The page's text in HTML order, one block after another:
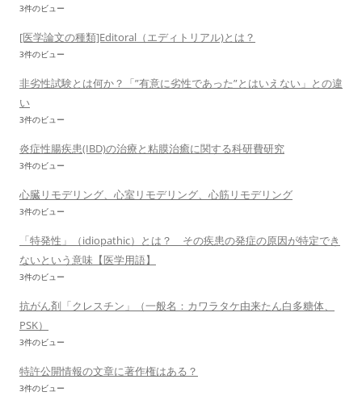
3件のビュー
[医学論文の種類]Editoral（エディトリアル)とは？
3件のビュー
非劣性試験とは何か？「”有意に劣性であった”とはいえない」との違
い
3件のビュー
炎症性腸疾患(IBD)の治療と粘膜治癒に関する科研費研究
3件のビュー
心臓リモデリング、心室リモデリング、心筋リモデリング
3件のビュー
「特発性」（idiopathic）とは？ その疾患の発症の原因が特定でき
ないという意味【医学用語】
3件のビュー
抗がん剤「クレスチン」（一般名：カワラタケ由来たん白多糖体、
PSK）
3件のビュー
特許公開情報の文章に著作権はある？
3件のビュー